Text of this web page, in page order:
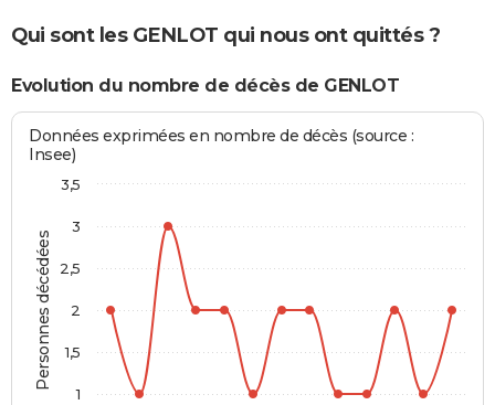
Qui sont les GENLOT qui nous ont quittés ?
Evolution du nombre de décès de GENLOT
Personnes décédées
Données exprimées en nombre de décès (source :
Insee)
1
1,5
2
2,5
3
3,5